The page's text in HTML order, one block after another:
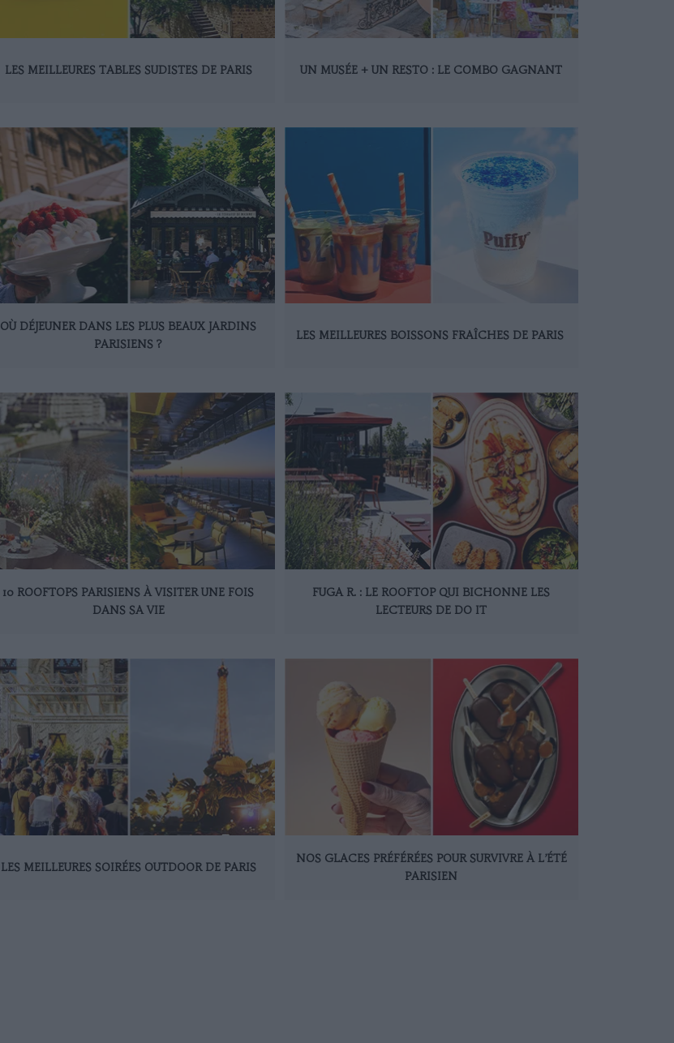
LES MEILLEURES TABLES SUDISTES DE PARIS UN MUSÉE + UN RESTO : LE COMBO GAGNANT
OÙ DÉJEUNER DANS LES PLUS BEAUX JARDINS
PARISIENS ?
LES MEILLEURES BOISSONS FRAÎCHES DE PARIS
10 ROOFTOPS PARISIENS À VISITER UNE FOIS
DANS SA VIE
FUGA R. : LE ROOFTOP QUI BICHONNE LES
LECTEURS DE DO IT
LES MEILLEURES SOIRÉES OUTDOOR DE PARIS
NOS GLACES PRÉFÉRÉES POUR SURVIVRE À L’ÉTÉ
PARISIEN